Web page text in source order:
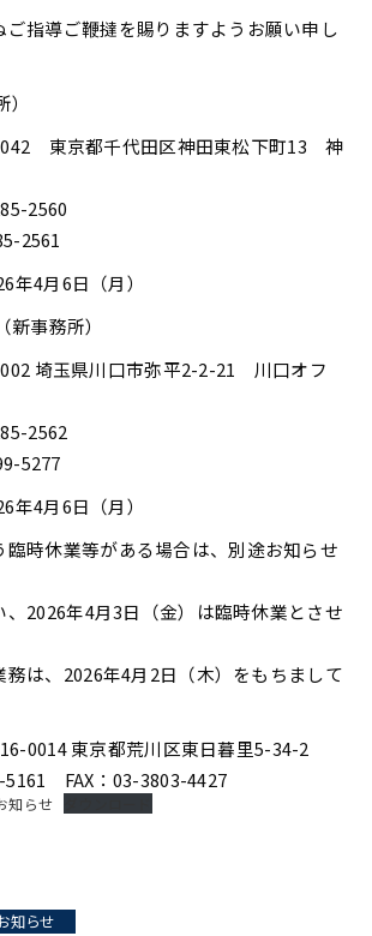
ご指導ご鞭撻を賜りますようお願い申し
東京都千代田区神田東松下町13 神
2560
2561
年4月6日（月）
事務所）
埼玉県川口市弥平2-2-21 川口オフ
2562
5277
年4月6日（月）
時休業等がある場合は、別途お知らせ
2026年4月3日（金）は臨時休業とさせ
は、2026年4月2日（木）をもちまして
0014 東京都荒川区東日暮里5-34-2
FAX：03-3803-4427
知らせ
知らせ